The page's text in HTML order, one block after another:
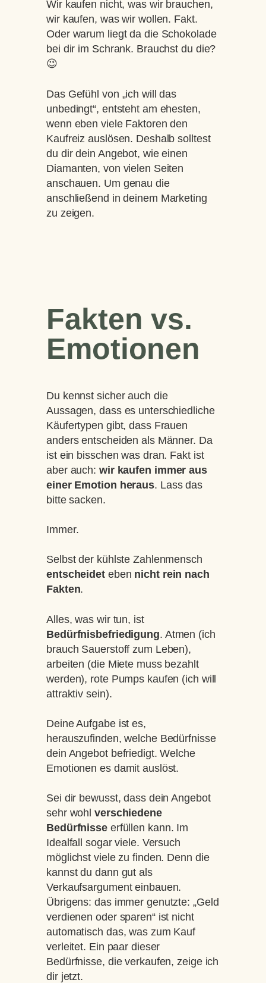
Wir kaufen nicht, was wir brauchen,
wir kaufen, was wir wollen. Fakt.
Oder warum liegt da die Schokolade
bei dir im Schrank. Brauchst du die?
😉
Das Gefühl von „ich will das
unbedingt“, entsteht am ehesten,
wenn eben viele Faktoren den
Kaufreiz auslösen. Deshalb solltest
du dir dein Angebot, wie einen
Diamanten, von vielen Seiten
anschauen. Um genau die
anschließend in deinem Marketing
zu zeigen.
Fakten vs.
Emotionen
Du kennst sicher auch die
Aussagen, dass es unterschiedliche
Käufertypen gibt, dass Frauen
anders entscheiden als Männer. Da
ist ein bisschen was dran. Fakt ist
aber auch: wir kaufen immer aus
einer Emotion heraus. Lass das
bitte sacken.
Immer.
Selbst der kühlste Zahlenmensch
entscheideteben nicht rein nach
Fakten.
Alles, was wir tun, ist
Bedürfnisbefriedigung. Atmen (ich
brauch Sauerstoff zum Leben),
arbeiten (die Miete muss bezahlt
werden), rote Pumps kaufen (ich will
attraktiv sein).
Deine Aufgabe ist es,
herauszufinden, welche Bedürfnisse
dein Angebot befriedigt. Welche
Emotionen es damit auslöst.
Sei dir bewusst, dass dein Angebot
sehr wohlverschiedene
Bedürfnisseerfüllen kann. Im
Idealfall sogar viele. Versuch
möglichst viele zu finden. Denn die
kannst du dann gut als
Verkaufsargument einbauen.
Übrigens: das immer genutzte: „Geld
verdienen oder sparen“ ist nicht
automatisch das, was zum Kauf
verleitet. Ein paar dieser
Bedürfnisse, die verkaufen, zeige ich
dir jetzt.